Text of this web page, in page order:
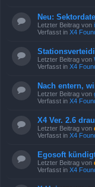
Neu:
Letzter Beitrag von
Verfasst in X4
Letzter Beitrag von
Verfasst in X4
Nach entern,
Letzter Beitrag von
Verfasst in X4
X4 Ver. 2.6
Letzter Beitrag von
Verfasst in X4
Egosoft
Letzter Beitrag von
Verfasst in X4